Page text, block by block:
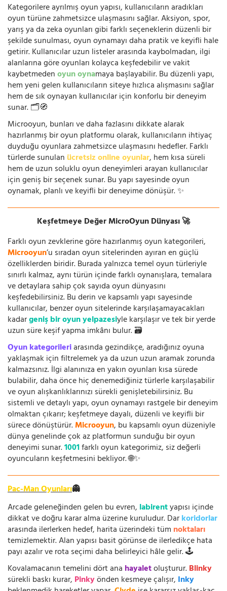
Kategorilere ayrılmış oyun yapısı, kullanıcıların aradıkları
oyun türüne zahmetsizce ulaşmasını sağlar. Aksiyon, spor,
yarış ya da zeka oyunları gibi farklı seçeneklerin düzenli bir
şekilde sunulması, oyun oynamayı daha pratik ve keyifli hale
getirir. Kullanıcılar uzun listeler arasında kaybolmadan, ilgi
alanlarına göre oyunları kolayca keşfedebilir ve vakit
kaybetmedenoyun oynamaya başlayabilir. Bu düzenli yapı,
hem yeni gelen kullanıcıların siteye hızlıca alışmasını sağlar
hem de sık oynayan kullanıcılar için konforlu bir deneyim
sunar. 🗂️🧭
Microoyun, bunları ve daha fazlasını dikkate alarak
hazırlanmış bir oyun platformu olarak, kullanıcıların ihtiyaç
duyduğu oyunlara zahmetsizce ulaşmasını hedefler. Farklı
türlerde sunulan ücretsiz online oyunlar, hem kısa süreli
hem de uzun soluklu oyun deneyimleri arayan kullanıcılar
için geniş bir seçenek sunar. Bu yapı sayesinde oyun
oynamak, planlı ve keyifli bir deneyime dönüşür. ✨
Keşfetmeye Değer MicroOyun Dünyası 🚀
Farklı oyun zevklerine göre hazırlanmış oyun kategorileri,
Microoyun’u sıradan oyun sitelerinden ayıran en güçlü
özelliklerden biridir. Burada yalnızca temel oyun türleriyle
sınırlı kalmaz, aynı türün içinde farklı oynanışlara, temalara
ve detaylara sahip çok sayıda oyun dünyasını
keşfedebilirsiniz. Bu derin ve kapsamlı yapı sayesinde
kullanıcılar, benzer oyun sitelerinde karşılaşamayacakları
kadargeniş bir oyun yelpazesiyle karşılaşır ve tek bir yerde
uzun süre keşif yapma imkânı bulur. 🗃️
Oyun kategorileriarasında gezindikçe, aradığınız oyuna
yaklaşmak için filtrelemek ya da uzun uzun aramak zorunda
kalmazsınız. İlgi alanınıza en yakın oyunları kısa sürede
bulabilir, daha önce hiç denemediğiniz türlerle karşılaşabilir
ve oyun alışkanlıklarınızı sürekli genişletebilirsiniz. Bu
sistemli ve detaylı yapı, oyun oynamayı rastgele bir deneyim
olmaktan çıkarır; keşfetmeye dayalı, düzenli ve keyifli bir
sürece dönüştürür.Microoyun, bu kapsamlı oyun düzeniyle
dünya genelinde çok az platformun sunduğu bir oyun
deneyimi sunar.1001farklı oyun kategorimiz, siz değerli
oyuncuların keşfetmesini bekliyor. 🌐✨
Pac-Man Oyunları👻
Arcade geleneğinden gelen bu evren, labirentyapısı içinde
dikkat ve doğru karar alma üzerine kuruludur. Darkoridorlar
arasında ilerlerken hedef, harita üzerindeki tüm noktaları
temizlemektir. Alan yapısı basit görünse de ilerledikçe hata
payı azalır ve rota seçimi daha belirleyici hâle gelir. 🕹️
Kovalamacanın temelini dört ana hayaletoluşturur.Blinky
sürekli baskı kurar, Pinkyönden kesmeye çalışır, Inky